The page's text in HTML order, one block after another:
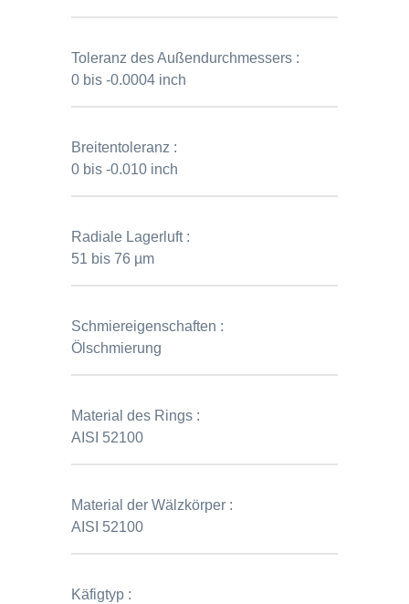
Toleranz des Außendurchmessers :
0 bis -0.0004 inch
Breitentoleranz :
0 bis -0.010 inch
Radiale Lagerluft :
51 bis 76 µm
Schmiereigenschaften :
Ölschmierung
Material des Rings :
AISI 52100
Material der Wälzkörper :
AISI 52100
Käfigtyp :